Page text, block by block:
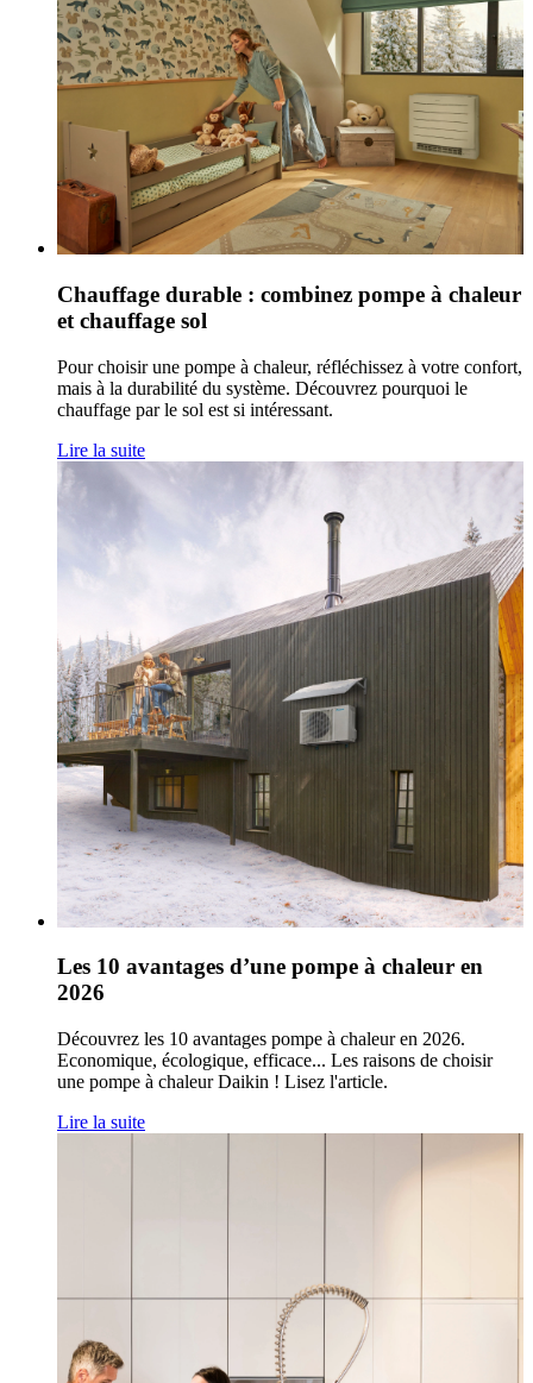
Chauffage durable : combinez pompe à chaleur
et chauffage sol
Pour choisir une pompe à chaleur, réfléchissez à votre confort,
mais à la durabilité du système. Découvrez pourquoi le
chauffage par le sol est si intéressant.
Lire la suite
Les 10 avantages d’une pompe à chaleur en
2026
Découvrez les 10 avantages pompe à chaleur en 2026.
Economique, écologique, efficace... Les raisons de choisir
une pompe à chaleur Daikin ! Lisez l'article.
Lire la suite